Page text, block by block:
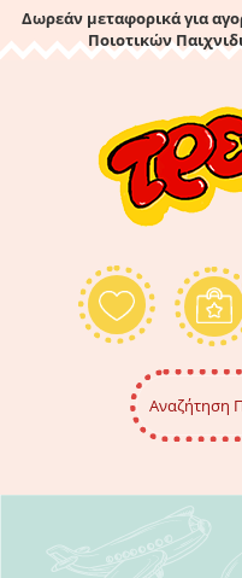
Δωρεάν μεταφορικά για
Ποιοτικών